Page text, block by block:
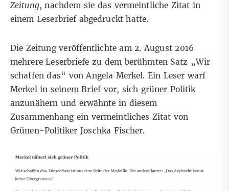
Zeitung, nachdem sie das vermeintliche Zitat in
einem Leserbrief abgedruckt hatte.
Die Zeitungveröffentlichteam 2. August 2016
mehrere Leserbriefe zu dem berühmten Satz „Wir
schaffen das“ von Angela Merkel. Ein Leser warf
Merkel in seinem Brief vor, sich grüner Politik
anzunähern und erwähnte in diesem
Zusammenhang ein vermeintliches Zitat von
Grünen-Politiker Joschka Fischer.